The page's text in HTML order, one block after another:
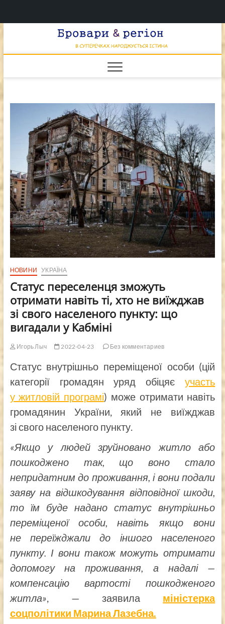
НАРОДЖУЄТЬСЯ
НОВИНИ УКРАЇНА
Статус переселенця зможуть
отримати навіть ті, хто не виїжджав
зі свого населеного пункту: що
вигадали у Кабміні
Игорь Лыч 2022-04-23 Без комментариев
Статус внутрішньо переміщеної особи (цій
категорії громадян уряд обіцяєучасть
у житловій програмі) може отримати навіть
громадянин України, який не виїжджав
зі свого населеного пункту.
«Якщо у людей зруйновано житло або
пошкоджено так, що воно стало
непридатним до проживання, і вони подали
заяву на відшкодування відповідної шкоди,
то їм буде надано статус внутрішньо
переміщеної особи, навіть якщо вони
не переїжджали до іншого населеного
пункту. І вони також можуть отримати
допомогу на проживання, а надалі —
компенсацію вартості пошкодженого
житла» , — заявила міністерка
соцполітики Марина Лазебна.